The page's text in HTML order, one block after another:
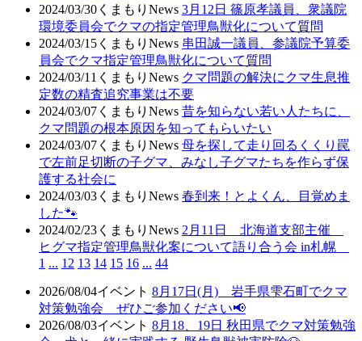
2024/03/30 くまもりNews 3月12日 篠原孝議員、衆議院
環境委員会でクマの指定管理鳥獣化について質問
2024/03/15 くまもりNews 串田誠一議員、参議院予算委
員会でクマ指定管理鳥獣化について質問
2024/03/11 くまもりNews クマ問題の解決にクマ生息推
定数の精査追究事業は不要
2024/03/07 くまもりNews 昔を知らない若い人たちに、
クマ問題の根本原因を知ってもらいたい
2024/03/07 くまもりNews 母を探して走り回るくくり罠
で左前足切断の子グマ、みなし子グマたちを作らず保
護する社会に
2024/03/03 くまもりNews 春到来！とよくん、目覚めま
した🐾
2024/02/23 くまもりNews 2月11日 北海道支部主催
ヒグマ指定管理鳥獣化案について語り合う会 in札幌
1 ... 12 13 14 15 16 ... 44
2026/08/04イベント 8月17日(月) 岩手県雫石町でクマ
対策勉強会 ぜひご参加ください📢
2026/08/03イベント 8月18、19日 秋田県でクマ対策勉強